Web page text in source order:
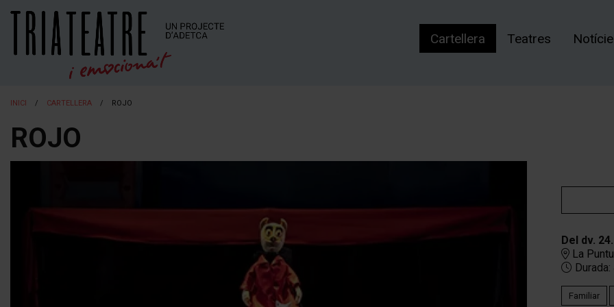
Cartellera Teatres
INICI CARTELLERA ROJO
ROJO
Del dv.
La
Durada:
Familiar